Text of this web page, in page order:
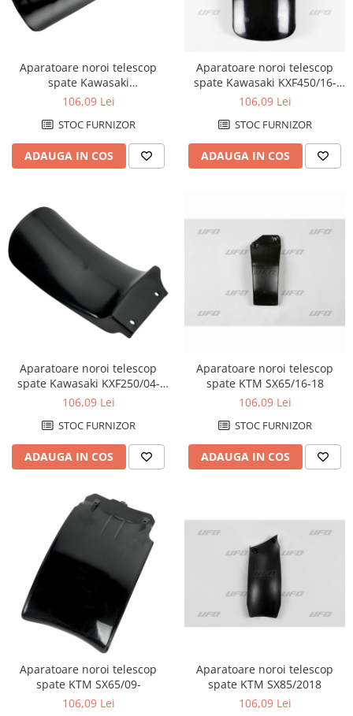
Aparatoare noroi telescop
spate Kawasaki
KX125/250/500
106,09 Lei
STOC FURNIZOR
ADAUGA IN COS
Aparatoare noroi telescop
spate Kawasaki KXF450/16-
18=KXF250/17-18
106,09 Lei
STOC FURNIZOR
ADAUGA IN COS
Aparatoare noroi telescop
spate Kawasaki KXF250/04-
16=KXF450/06-15
106,09 Lei
STOC FURNIZOR
ADAUGA IN COS
Aparatoare noroi telescop
spate KTM SX65/16-18
106,09 Lei
STOC FURNIZOR
ADAUGA IN COS
Aparatoare noroi telescop
spate KTM SX65/09-
106,09 Lei
Aparatoare noroi telescop
spate KTM SX85/2018
106,09 Lei